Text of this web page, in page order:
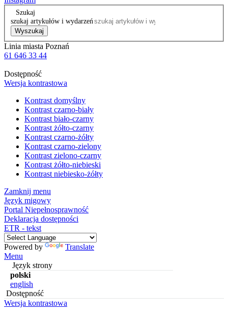
Szukaj
szukaj artykułów i wydarzeń
Wyszukaj
Linia miasta Poznań
61 646 33 44
Dostępność
Wersja kontrastowa
Kontrast domyślny
Kontrast czarno-biały
Kontrast biało-czarny
Kontrast żółto-czarny
Kontrast czarno-żółty
Kontrast czarno-zielony
Kontrast zielono-czarny
Kontrast żółto-niebieski
Kontrast niebiesko-żółty
Zamknij menu
Język migowy
Portal Niepełnosprawność
Deklaracja dostępności
ETR - tekst
Powered by
Translate
Menu
Język strony
polski
english
Dostępność
Wersja kontrastowa